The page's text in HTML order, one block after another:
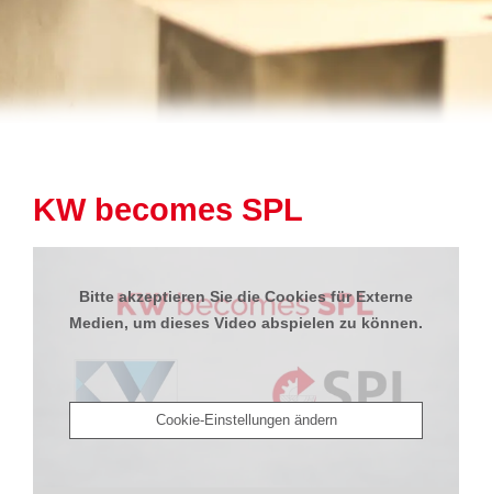
KW becomes SPL
Bitte akzeptieren Sie die Cookies für Externe
Medien, um dieses Video abspielen zu können.
Cookie-Einstellungen ändern